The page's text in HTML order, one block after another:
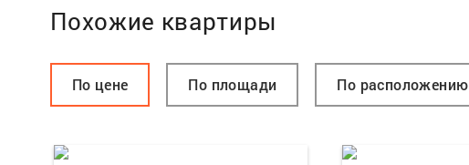
Похожие квартиры
По цене По площади По расположению